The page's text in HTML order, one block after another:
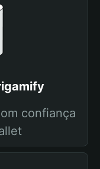
confiança